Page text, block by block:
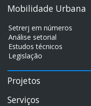
Mobilidade Urbana
Setrerj em números
Análise setorial
Estudos técnicos
Legislação
Projetos
Serviços